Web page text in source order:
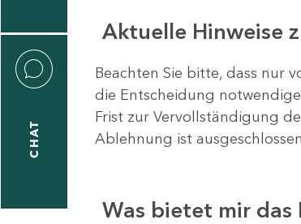
CHAT
Aktuelle Hinweise
Beachten Sie bitte, dass nur
die Entscheidung
Frist zur Vervollständigung
Ablehnung ist
Was bietet mir das